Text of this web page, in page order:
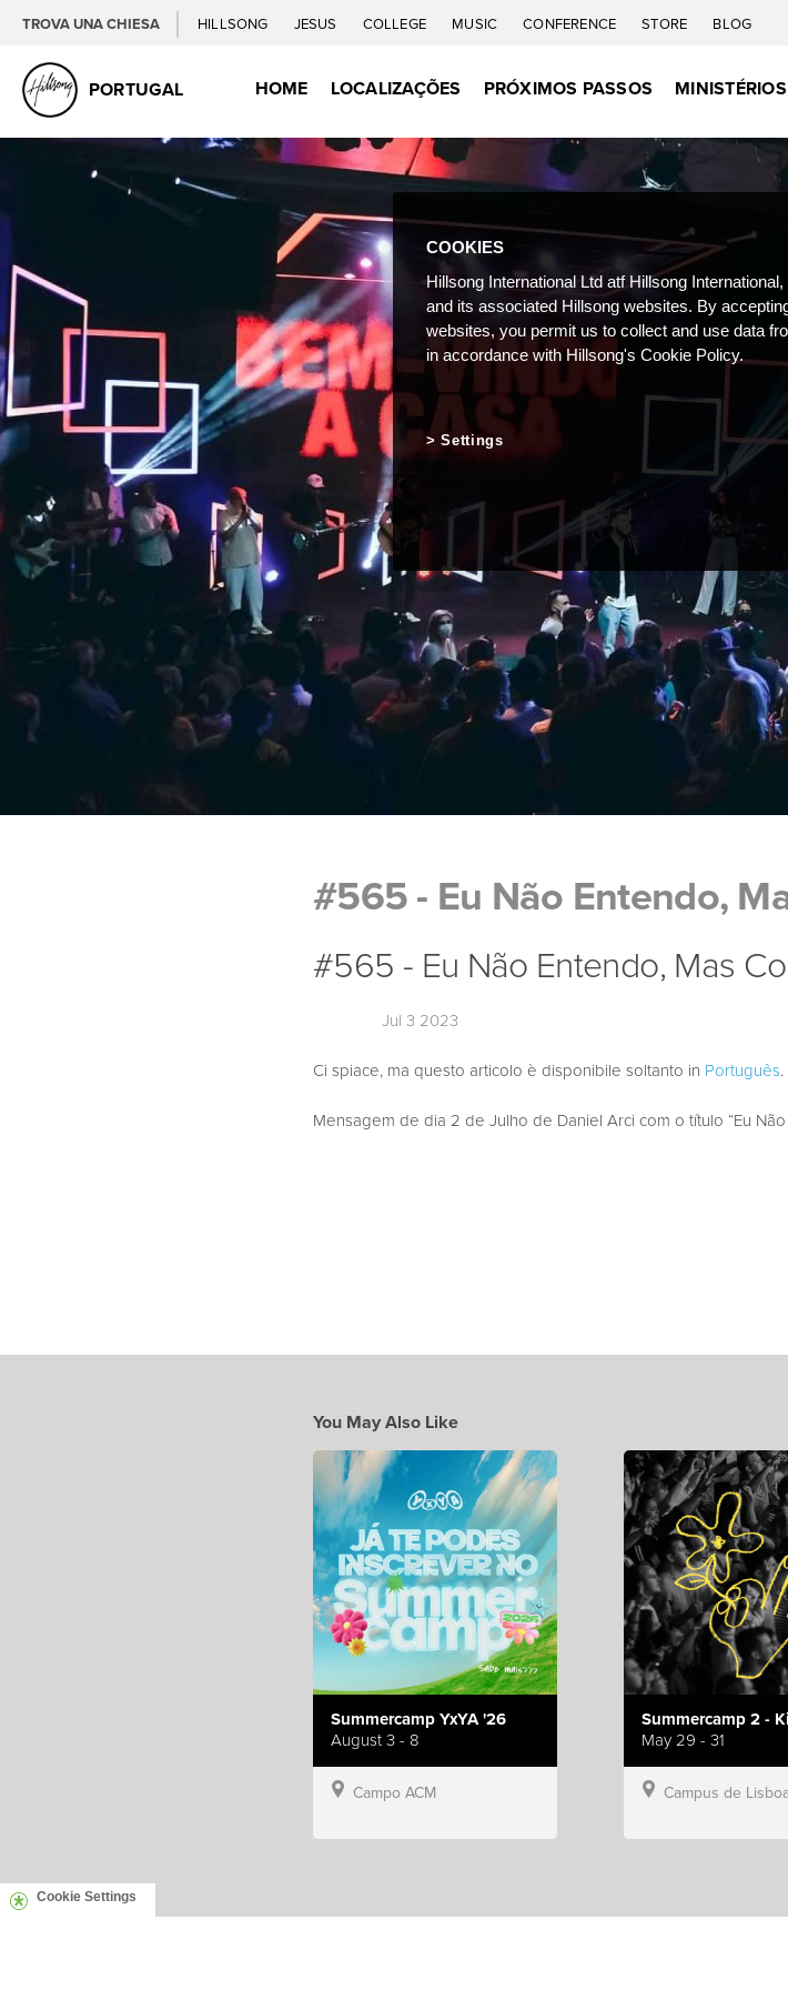
TROVA UNA CHIESA HILLSONG JESUS COLLEGE MUSIC CONFERENCE STORE BLOG
PORTUGAL HOME LOCALIZAÇÕES PRÓXIMOS PASSOS MINISTÉRIOS
#565 - Eu Não Entendo,
#565 - Eu Não Entendo, Mas
Jul 3 2023
Ci spiace, ma questo articolo è disponibile soltanto in Português.
Mensagem de dia 2 de Julho de Daniel Arci com o título “Eu Não
You May Also Like
Summercamp YxYA '26
August 3 - 8
Campo ACM
Summercamp 2 -
May 29 - 31
Campus de Lisboa, Hillsong
Cookie Settings
COOKIES
Hillsong International Ltd atf Hillsong
and its associated Hillsong websites. By
websites, you permit us to collect and use data
in accordance with Hillsong's Cookie Policy.
Settings